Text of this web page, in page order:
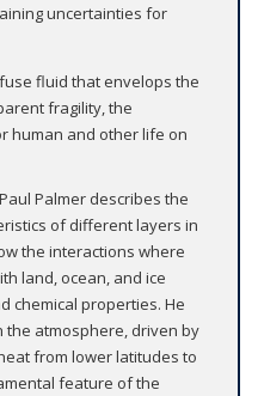
uncertainties for
fluid that envelops the
fragility, the
human and other life on
Palmer describes the
of different layers in
the interactions where
land, ocean, and ice
chemical properties. He
the atmosphere, driven by
from lower latitudes to
feature of the